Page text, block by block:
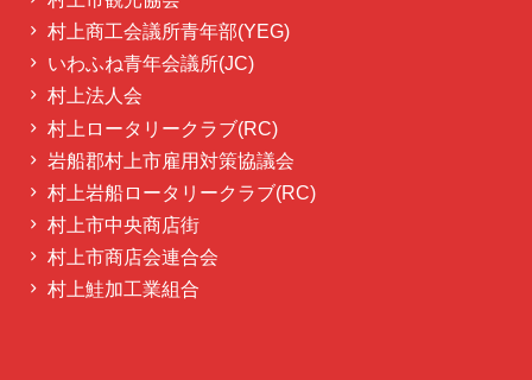
村上商工会議所青年部(YEG)
いわふね青年会議所(JC)
村上法人会
村上ロータリークラブ(RC)
岩船郡村上市雇用対策協議会
村上岩船ロータリークラブ(RC)
村上市中央商店街
村上市商店会連合会
村上鮭加工業組合